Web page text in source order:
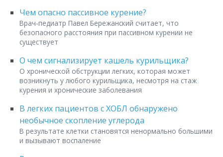
Чем опасно пассивное курение?
Врач-педиатр Павел Бережанский считает, что
безопасного расстояния при пассивном курении не
существует
О чем сигнализирует кашель курильщика?
О хронической обструкции легких, которая может
возникнуть у любого курильщика, несмотря на стаж
курения и хронические заболевания
В легких пациентов с ХОБЛ обнаружено
необычное скопление углерода
В результате клетки становятся ненормально большими
и вызывают воспаление